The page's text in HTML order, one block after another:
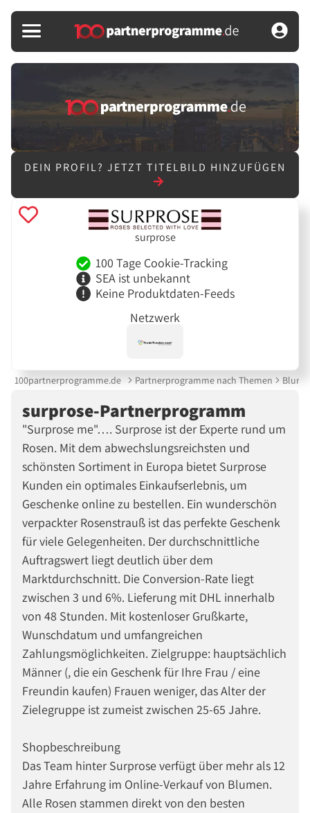
DEIN PROFIL? JETZT TITELBILD HINZUFÜGEN
surprose
100 Tage Cookie-Tracking
SEA ist unbekannt
Keine Produktdaten-Feeds
Netzwerk
100partnerprogramme.de Partnerprogramme nach Themen
surprose-Partnerprogramm
"Surprose me"…. Surprose ist der Experte rund um
Rosen. Mit dem abwechslungsreichsten und
schönsten Sortiment in Europa bietet Surprose
Kunden ein optimales Einkaufserlebnis, um
Geschenke online zu bestellen. Ein wunderschön
verpackter Rosenstrauß ist das perfekte Geschenk
für viele Gelegenheiten. Der durchschnittliche
Auftragswert liegt deutlich über dem
Marktdurchschnitt. Die Conversion-Rate liegt
zwischen 3 und 6%. Lieferung mit DHL innerhalb
von 48 Stunden. Mit kostenloser Grußkarte,
Wunschdatum und umfangreichen
Zahlungsmöglichkeiten. Zielgruppe: hauptsächlich
Männer (, die ein Geschenk für Ihre Frau / eine
Freundin kaufen) Frauen weniger, das Alter der
Zielegruppe ist zumeist zwischen 25-65 Jahre.
Shopbeschreibung
Das Team hinter Surprose verfügt über mehr als 12
Jahre Erfahrung im Online-Verkauf von Blumen.
Alle Rosen stammen direkt von den besten